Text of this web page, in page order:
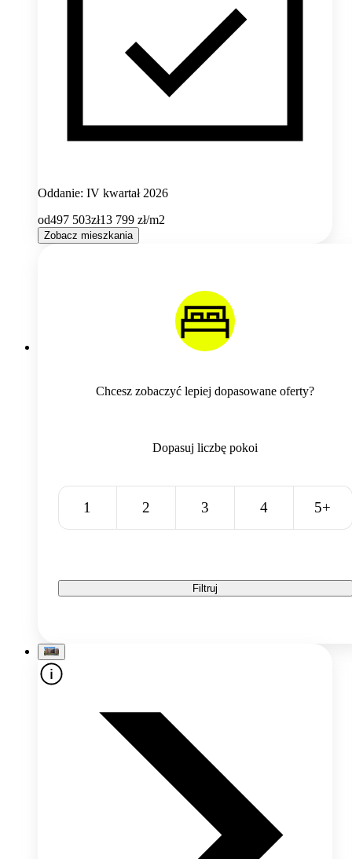
Oddanie: IV kwartał 2026
od497 503zł13 799 zł/m2
Zobacz mieszkania
Chcesz zobaczyć lepiej dopasowane oferty?
Dopasuj liczbę pokoi
1 2 3 4 5+
Filtruj